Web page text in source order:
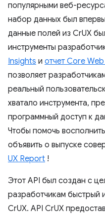
популярными веб-
набор данных был
данные полей из CrUX
инструменты
Insights и отчет Core
позволяет
реальный
хватало инструмента,
программный доступ к
Чтобы помочь
объявить о выпуске
UX Report !
Этот API был создан с
разработчикам быстрый
CrUX. API CrUX